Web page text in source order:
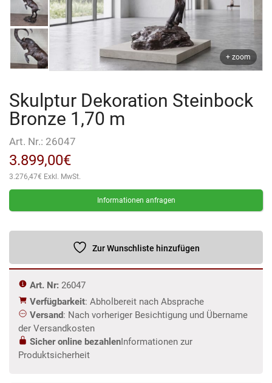
+ zoom
Skulptur Dekoration Steinbock
Bronze 1,70 m
Art. Nr.: 26047
3.899,00€
3.276,47€ Exkl. MwSt.
Informationen anfragen
Zur Wunschliste hinzufügen
Art. Nr: 26047
Verfügbarkeit: Abholbereit nach Absprache
Versand: Nach vorheriger Besichtigung und Übername
der Versandkosten
Sicher online bezahlenInformationen zur
Produktsicherheit